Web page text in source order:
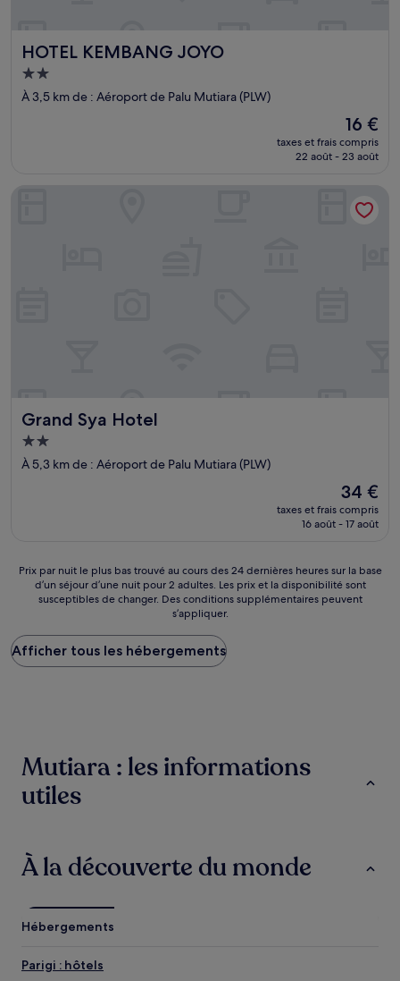
HOTEL KEMBANG JOYO
HOTEL KEMBANG JOYO
Hébergement
2.0 étoiles
À 3,5 km de : Aéroport de Palu Mutiara (PLW)
Le
nouveau
prix
16 €
16 €
taxes et frais compris
22 août - 23 août
Grand Sya Hotel
Grand Sya Hotel
Hébergement
2.0 étoiles
À 5,3 km de : Aéroport de Palu Mutiara (PLW)
Le
nouveau
prix
34 €
34 €
taxes et frais compris
16 août - 17 août
Grand Sya Hotel
Prix
plus
bas
trouvé
sur
base
nuit
pour
prix
disponibilité
Prix par nuit le plus bas trouvé au cours des 24 dernières heures sur la base
d’un séjour d’une nuit pour 2 adultes. Les prix et la disponibilité sont
susceptibles de changer. Des conditions supplémentaires peuvent
s’appliquer.
Afficher tous les hébergements
Mutiara : les informations
utiles
À la découverte du monde
Hébergements
Parigi : hôtels